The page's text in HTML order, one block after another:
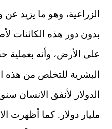
بدون دور هذه الكائنات
على الأرض، وأنه بعملية
مليار دولار. كما أظهرت